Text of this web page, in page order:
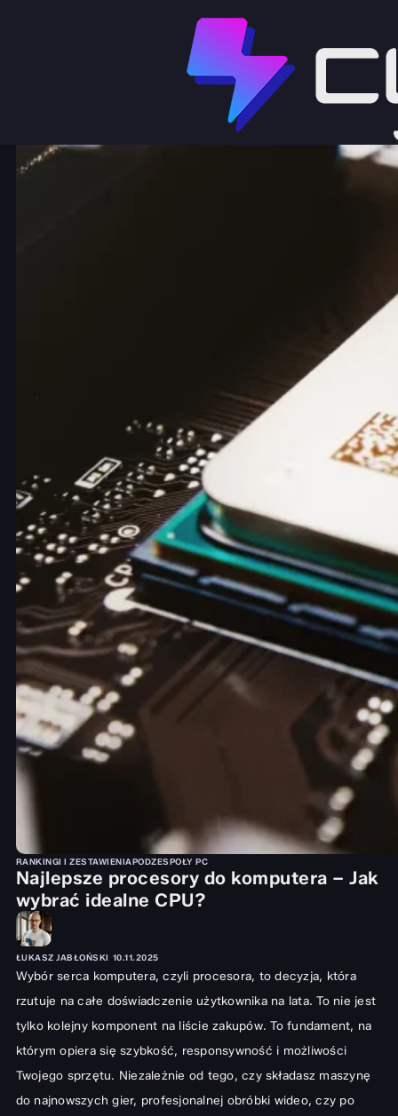
RANKINGI I ZESTAWIENIAPODZESPOŁY PC
Najlepsze procesory do komputera – Jak
wybrać idealne CPU?
ŁUKASZ JABŁOŃSKI 10.11.2025
Wybór serca komputera, czyli procesora, to decyzja, która
rzutuje na całe doświadczenie użytkownika na lata. To nie jest
tylko kolejny komponent na liście zakupów. To fundament, na
którym opiera się szybkość, responsywność i możliwości
Twojego sprzętu. Niezależnie od tego, czy składasz maszynę
do najnowszych gier, profesjonalnej obróbki wideo, czy po